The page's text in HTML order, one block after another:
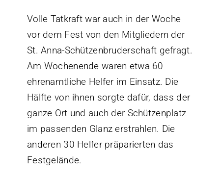
Volle Tatkraft war auch in der Woche
vor dem Fest von den Mitgliedern der
St. Anna-Schützenbruderschaft gefragt.
Am Wochenende waren etwa 60
ehrenamtliche Helfer im Einsatz. Die
Hälfte von ihnen sorgte dafür, dass der
ganze Ort und auch der Schützenplatz
im passenden Glanz erstrahlen. Die
anderen 30 Helfer präparierten das
Festgelände.